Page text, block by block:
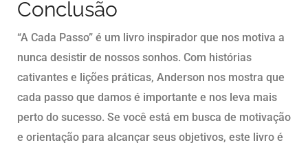
Conclusão
“A Cada Passo” é um livro inspirador que nos motiva a
nunca desistir de nossos sonhos. Com histórias
cativantes e lições práticas, Anderson nos mostra que
cada passo que damos é importante e nos leva mais
perto do sucesso. Se você está em busca de motivação
e orientação para alcançar seus objetivos, este livro é